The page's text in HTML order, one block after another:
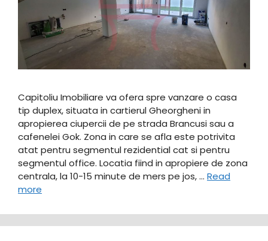
Capitoliu Imobiliare va ofera spre vanzare o casa
tip duplex, situata in cartierul Gheorgheni in
apropierea ciupercii de pe strada Brancusi sau a
cafenelei Gok. Zona in care se afla este potrivita
atat pentru segmentul rezidential cat si pentru
segmentul office. Locatia fiind in apropiere de zona
centrala, la 10-15 minute de mers pe jos, … Read
more